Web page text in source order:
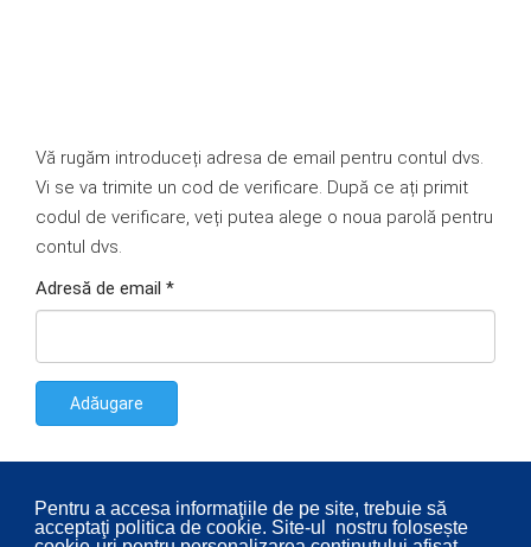
Pentru a accesa informaţiile de pe site, trebuie să
acceptaţi politica de cookie. Site-ul nostru folosește
Vă rugăm introduceți adresa de email pentru contul dvs.
Vi se va trimite un cod de verificare. După ce ați primit
codul de verificare, veți putea alege o noua parolă pentru
contul dvs.
Adresă de email *
Adăugare